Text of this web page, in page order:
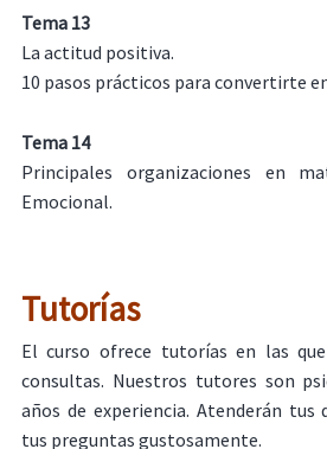
Tema 13
La actitud positiva.
10 pasos prácticos para convertirte
Tema 14
Principales organizaciones en
Emocional.
Tutorías
El curso ofrece tutorías en las
consultas. Nuestros tutores son
años de experiencia. Atenderán tus
tus preguntas gustosamente.